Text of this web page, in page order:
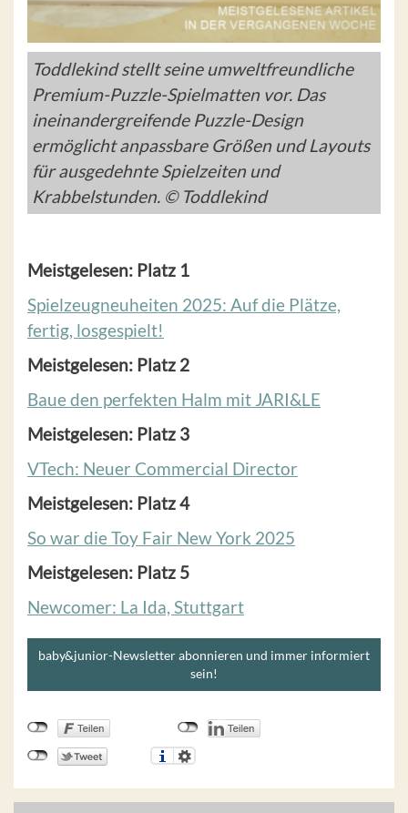
Toddlekind stellt seine umweltfreundliche
Premium-Puzzle-Spielmatten vor. Das
ineinandergreifende Puzzle-Design
ermöglicht anpassbare Größen und Layouts
für ausgedehnte Spielzeiten und
Krabbelstunden. © Toddlekind
Meistgelesen: Platz 1
Spielzeugneuheiten 2025: Auf die Plätze,
fertig, losgespielt!
Meistgelesen: Platz 2
Baue den perfekten Halm mit JARI&LE
Meistgelesen: Platz 3
VTech: Neuer Commercial Director
Meistgelesen: Platz 4
So war die Toy Fair New York 2025
Meistgelesen: Platz 5
Newcomer: La Ida, Stuttgart
baby&junior-Newsletter abonnieren und immer informiert
sein!